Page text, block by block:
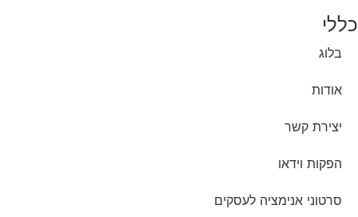
כללי
בלוג
אודות
יצירת קשר
הפקות וידאו
סרטוני אנימציה לעסקים